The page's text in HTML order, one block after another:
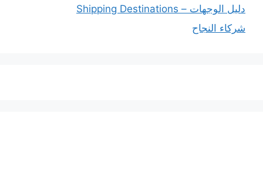
دليل الوجهات – Shipping Destinations
شركاء النجاح